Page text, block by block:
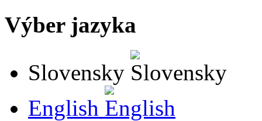
Výber jazyka
Slovensky
English